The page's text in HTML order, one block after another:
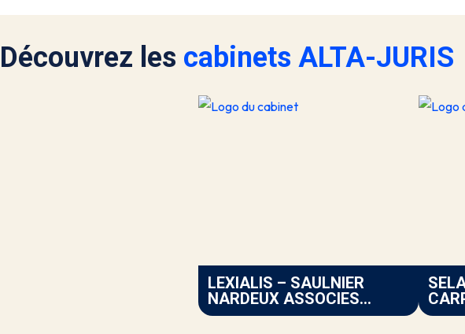
Découvrez les cabinets ALTA-JURIS
LEXIALIS – SAULNIER
NARDEUX ASSOCIES
(FONTAINEBLEAU)